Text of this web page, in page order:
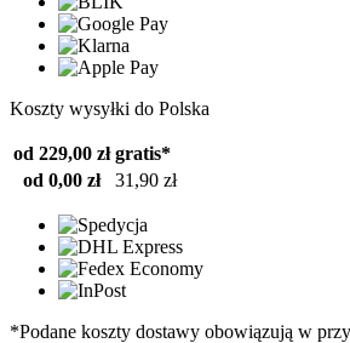
Koszty wysyłki do Polska
od 229,00 zł gratis*
od 0,00 zł
31,90 zł
*Podane koszty dostawy obowiązują w